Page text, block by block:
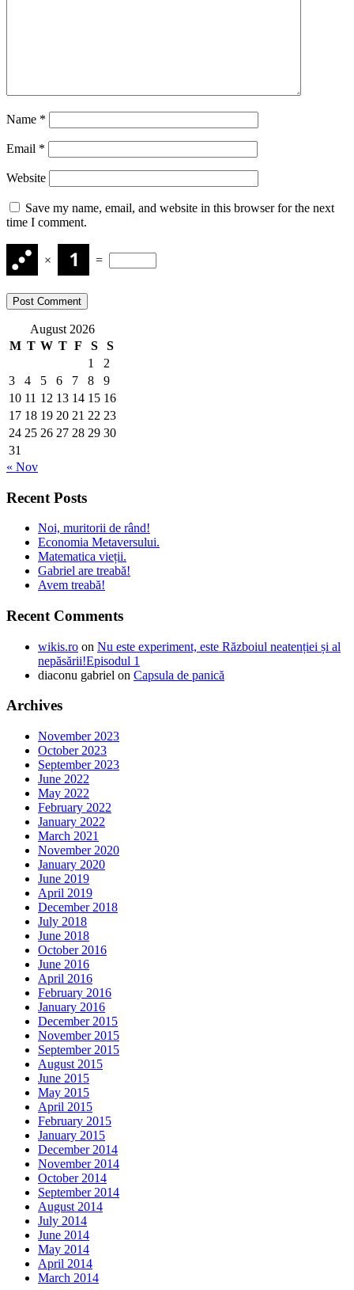
Name *
Email *
Website
Save my name, email, and website in this browser for the next
time I comment.
× =
August 2026
M T W T F S
S
1
2
3
4 5 6 7 8
9
10 11 12 13 14 15 16
17 18 19 20 21 22 23
24 25 26 27 28 29 30
31
« Nov
Recent Posts
Noi, muritorii de rând!
Economia Metaversului.
Matematica vieții.
Gabriel are treabă!
Avem treabă!
Recent Comments
wikis.ro on Nu este experiment, este Războiul neatenției și al
nepăsării!Episodul 1
diaconu gabriel on Capsula de panică
Archives
November 2023
October 2023
September 2023
June 2022
May 2022
February 2022
January 2022
March 2021
November 2020
January 2020
June 2019
April 2019
December 2018
July 2018
June 2018
October 2016
June 2016
April 2016
February 2016
January 2016
December 2015
November 2015
September 2015
August 2015
June 2015
May 2015
April 2015
February 2015
January 2015
December 2014
November 2014
October 2014
September 2014
August 2014
July 2014
June 2014
May 2014
April 2014
March 2014